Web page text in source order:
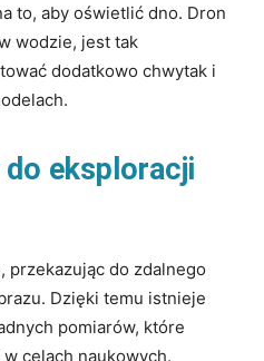
to, aby oświetlić dno. Dron
wodzie, jest tak
dodatkowo chwytak i
eksploracji
przekazując do zdalnego
Dzięki temu istnieje
pomiarów, które
celach naukowych.